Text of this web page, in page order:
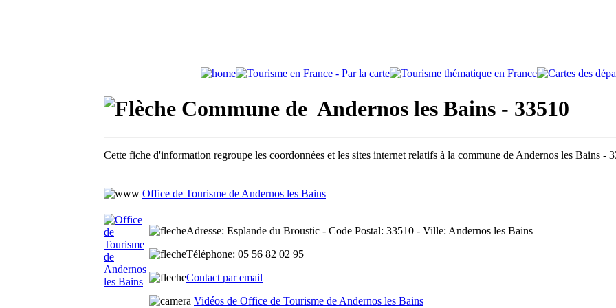
Commune de Andernos les Bains - 33510
Cette fiche d'information regroupe les coordonnées et les sites internet relatifs à la commune de Andernos les Bains -
Office de Tourisme de Andernos les Bains
Adresse: Esplande du Broustic - Code Postal: 33510 - Ville: Andernos les Bains
Téléphone: 05 56 82 02 95
Contact par email
Vidéos de Office de Tourisme de Andernos les Bains